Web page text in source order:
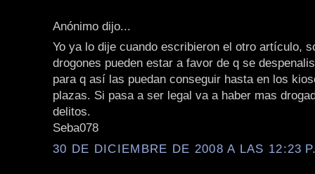
Anónimo dijo...
Yo ya lo dije cuando escribieron el otro artículo,
drogones pueden estar a favor de q se
para q así las puedan conseguir hasta en los
plazas. Si pasa a ser legal va a haber mas
delitos.
Seba078
30 DE DICIEMBRE DE 2008 A LAS 12:23